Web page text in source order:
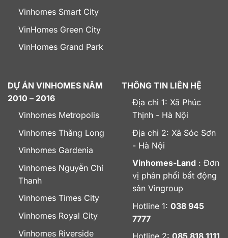
Vinhomes Smart City
VinHomes Green City
VinHomes Grand Park
DỰ ÁN VINHOMES NĂM
2010 – 2016
Vinhomes Metropolis
Vinhomes Thăng Long
Vinhomes Gardenia
Vinhomes Nguyễn Chí
Thanh
Vinhomes Times City
Vinhomes Royal City
Vinhomes Riverside
THÔNG TIN LIÊN HỆ
Địa chỉ 1: Xã Phúc
Thịnh - Hà Nội
Địa chỉ 2: Xã Sóc Sơn
- Hà Nội
Vinhomes-Land : Đơn
vị phân phối bất động
sản Vingroup
Hotline 1: 038 945
7777